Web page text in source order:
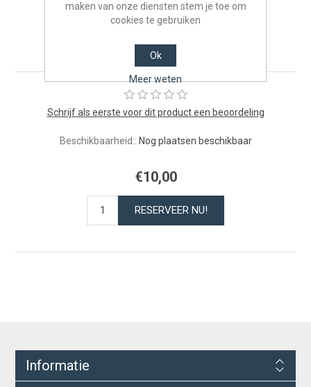
Kleuters van 2 tot 4 jaar -
21/06/2026
Schrijf als eerste voor dit product een beoordeling
Beschikbaarheid:: Nog plaatsen beschikbaar
€10,00
RESERVEER NU!
Informatie
maken van onze diensten stem je toe om
cookies te gebruiken
Ok
Meer weten